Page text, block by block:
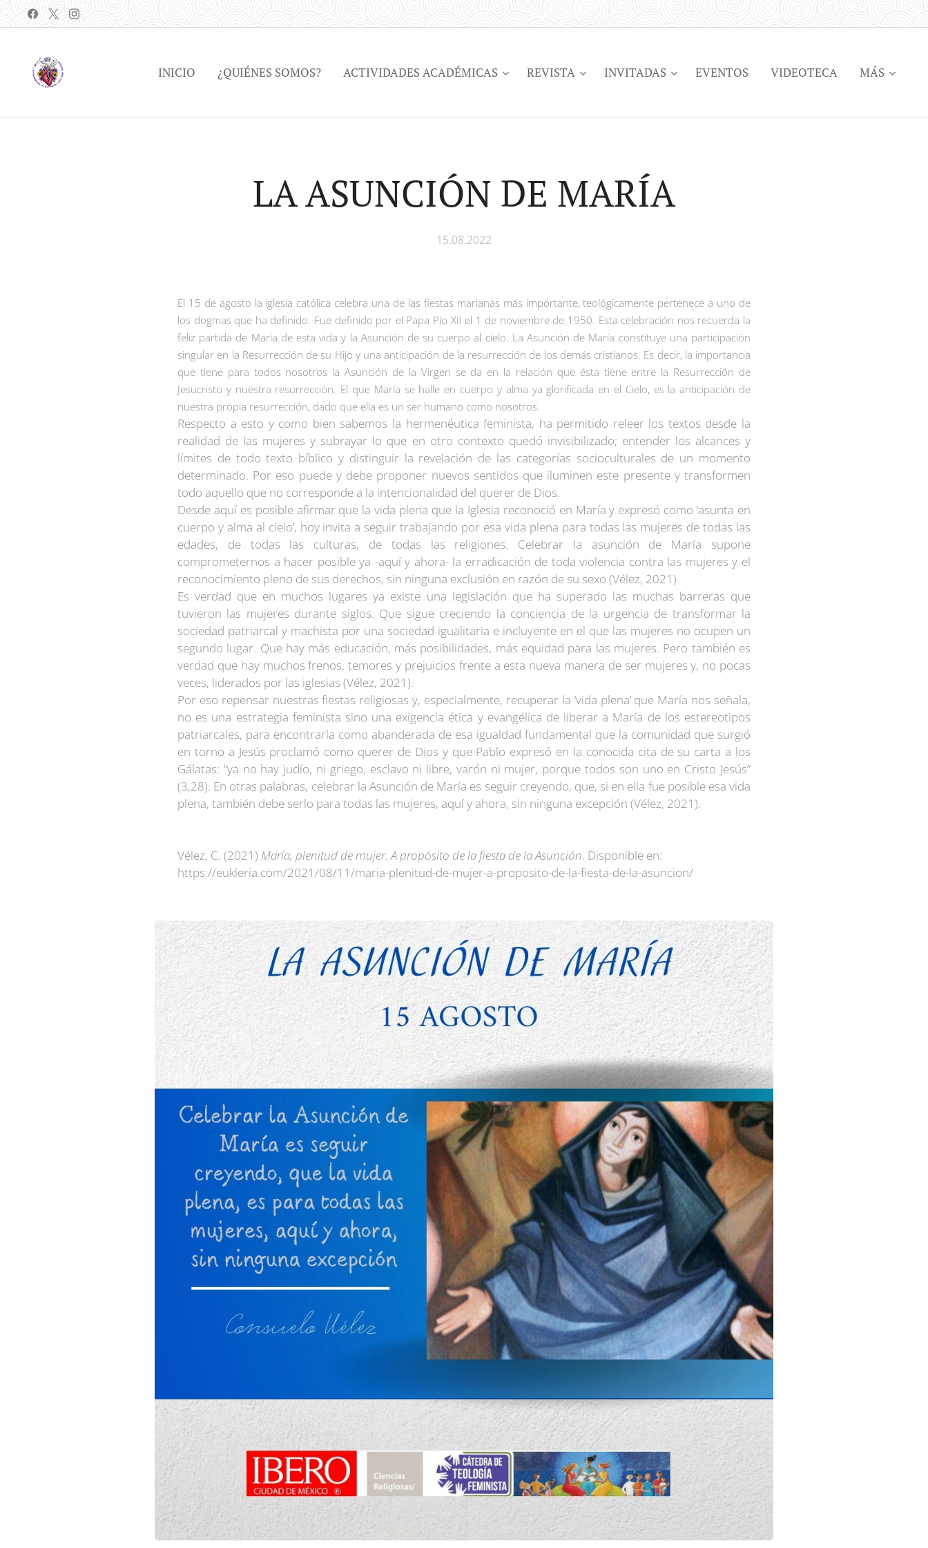
INICIO ¿QUIÉNES SOMOS? ACTIVIDADES ACADÉMICAS REVISTA INVITADAS EVENTOS VIDEOTECA MÁS
LA ASUNCIÓN DE MARÍA
15.08.2022
El 15 de agosto la iglesia católica celebra una de las fiestas marianas más importante, teológicamente pertenece a uno de
los dogmas que ha definido. Fue definido por el Papa Pío XII el 1 de noviembre de 1950. Esta celebración nos recuerda la
feliz partida de María de esta vida y la Asunción de su cuerpo al cielo. La Asunción de María constituye una participación
singular en la Resurrección de su Hijo y una anticipación de la resurrección de los demás cristianos. Es decir, la importancia
que tiene para todos nosotros la Asunción de la Virgen se da en la relación que ésta tiene entre la Resurrección de
Jesucristo y nuestra resurrección. El que María se halle en cuerpo y alma ya glorificada en el Cielo, es la anticipación de
nuestra propia resurrección, dado que ella es un ser humano como nosotros.
Respecto a esto y como bien sabemos la hermenéutica feminista, ha permitido releer los textos desde la
realidad de las mujeres y subrayar lo que en otro contexto quedó invisibilizado; entender los alcances y
límites de todo texto bíblico y distinguir la revelación de las categorías socioculturales de un momento
determinado. Por eso puede y debe proponer nuevos sentidos que iluminen este presente y transformen
todo aquello que no corresponde a la intencionalidad del querer de Dios.
Desde aquí es posible afirmar que la vida plena que la Iglesia reconoció en María y expresó como ‘asunta en
cuerpo y alma al cielo’, hoy invita a seguir trabajando por esa vida plena para todas las mujeres de todas las
edades, de todas las culturas, de todas las religiones. Celebrar la asunción de María supone
comprometernos a hacer posible ya -aquí y ahora- la erradicación de toda violencia contra las mujeres y el
reconocimiento pleno de sus derechos, sin ninguna exclusión en razón de su sexo (Vélez, 2021).
Es verdad que en muchos lugares ya existe una legislación que ha superado las muchas barreras que
tuvieron las mujeres durante siglos. Que sigue creciendo la conciencia de la urgencia de transformar la
sociedad patriarcal y machista por una sociedad igualitaria e incluyente en el que las mujeres no ocupen un
segundo lugar. Que hay más educación, más posibilidades, más equidad para las mujeres. Pero también es
verdad que hay muchos frenos, temores y prejuicios frente a esta nueva manera de ser mujeres y, no pocas
veces, liderados por las iglesias (Vélez, 2021).
Por eso repensar nuestras fiestas religiosas y, especialmente, recuperar la ‘vida plena’ que María nos señala,
no es una estrategia feminista sino una exigencia ética y evangélica de liberar a María de los estereotipos
patriarcales, para encontrarla como abanderada de esa igualdad fundamental que la comunidad que surgió
en torno a Jesús proclamó como querer de Dios y que Pablo expresó en la conocida cita de su carta a los
Gálatas: “ya no hay judío, ni griego, esclavo ni libre, varón ni mujer, porque todos son uno en Cristo Jesús”
(3,28). En otras palabras, celebrar la Asunción de María es seguir creyendo, que, si en ella fue posible esa vida
plena, también debe serlo para todas las mujeres, aquí y ahora, sin ninguna excepción (Vélez, 2021).
Vélez, C. (2021) María, plenitud de mujer. A propósito de la fiesta de la Asunción. Disponible en:
https://eukleria.com/2021/08/11/maria-plenitud-de-mujer-a-proposito-de-la-fiesta-de-la-asuncion/